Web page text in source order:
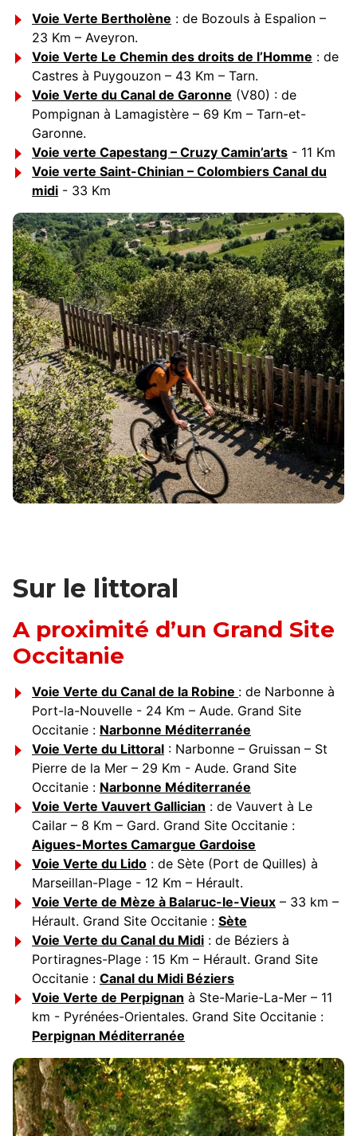
Voie Verte Bertholène : de Bozouls à Espalion –
23 Km – Aveyron.
Voie Verte Le Chemin des droits de l’Homme : de
Castres à Puygouzon – 43 Km – Tarn.
Voie Verte du Canal de Garonne (V80) : de
Pompignan à Lamagistère – 69 Km – Tarn-et-
Garonne.
Voie verte Capestang – Cruzy Camin’arts - 11 Km
Voie verte Saint-Chinian – Colombiers Canal du
midi - 33 Km
Sur le littoral
A proximité d’un Grand Site
Occitanie
Voie Verte du Canal de la Robine : de Narbonne à
Port-la-Nouvelle - 24 Km – Aude. Grand Site
Occitanie : Narbonne Méditerranée
Voie Verte du Littoral : Narbonne – Gruissan – St
Pierre de la Mer – 29 Km - Aude. Grand Site
Occitanie : Narbonne Méditerranée
Voie Verte Vauvert Gallician : de Vauvert à Le
Cailar – 8 Km – Gard. Grand Site Occitanie :
Aigues-Mortes Camargue Gardoise
Voie Verte du Lido : de Sète (Port de Quilles) à
Marseillan-Plage - 12 Km – Hérault.
Voie Verte de Mèze à Balaruc-le-Vieux – 33 km –
Hérault. Grand Site Occitanie : Sète
Voie Verte du Canal du Midi : de Béziers à
Portiragnes-Plage : 15 Km – Hérault. Grand Site
Occitanie : Canal du Midi Béziers
Voie Verte de Perpignan à Ste-Marie-La-Mer – 11
km - Pyrénées-Orientales. Grand Site Occitanie :
Perpignan Méditerranée